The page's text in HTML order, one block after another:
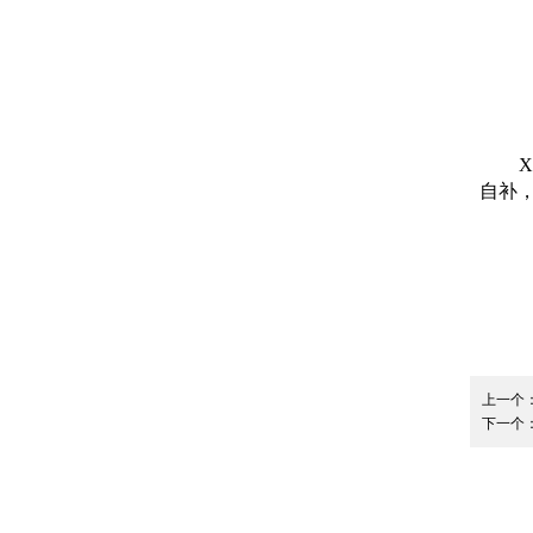
自补
上一个
下一个